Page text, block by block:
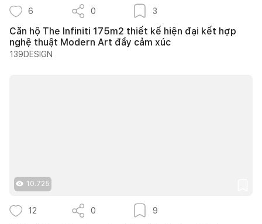
6 0 3
Căn hộ The Infiniti 175m2 thiết kế hiện đại kết hợp
nghệ thuật Modern Art đầy cảm xúc
139DESIGN
10.725
12 0 9